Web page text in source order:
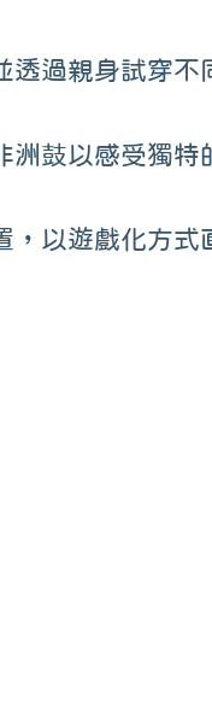
過親身試穿
鼓以感受獨
以遊戲化方